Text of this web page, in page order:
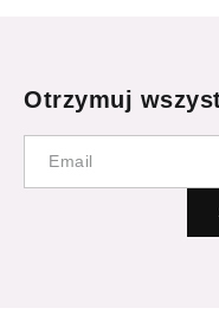
Otrzymuj